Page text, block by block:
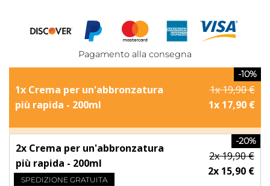
Pagamento alla consegna
1x Crema per un'abbronzatura
più rapida - 200ml
-10%
1x 19,90 €
1x 17,90 €
2x Crema per un'abbronzatura
più rapida - 200ml
SPEDIZIONE GRATUITA
-20%
2x 19,90 €
2x 15,90 €